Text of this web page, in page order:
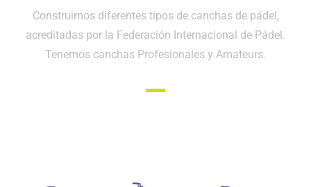
Construimos diferentes tipos de canchas de pádel,
acreditadas por la Federación Internacional de Pádel.
Tenemos canchas Profesionales y Amateurs.